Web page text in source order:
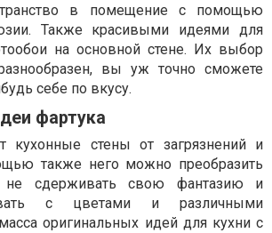
в помещение с помощью
Также красивыми идеями для
на основной стене. Их выбор
вы уж точно сможете
себе по вкусу.
фартука
кухонные стены от загрязнений и
также него можно преобразить
не сдерживать свою фантазию и
с цветами и различными
оригинальных идей для кухни с